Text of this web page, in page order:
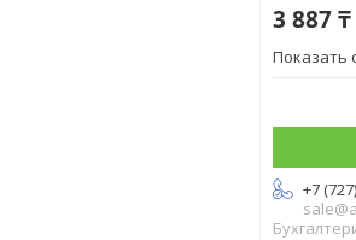
3 887 ₸
Показать
+7